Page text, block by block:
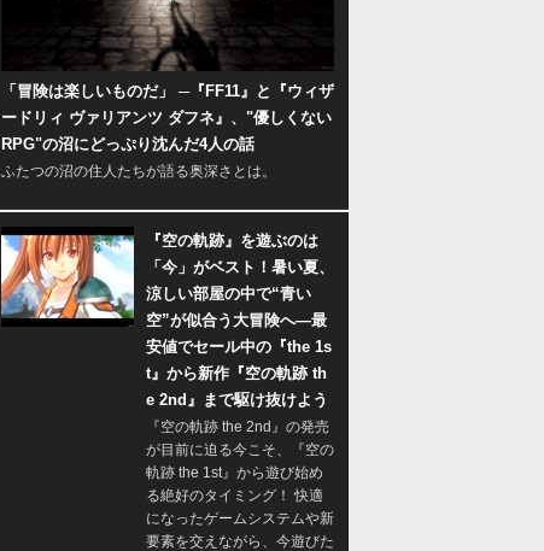
「冒険は楽しいものだ」 ─『FF11』と『ウィザ
ードリィ ヴァリアンツ ダフネ』、"優しくない
RPG"の沼にどっぷり沈んだ4人の話
ふたつの沼の住人たちが語る奥深さとは。
『空の軌跡』を遊ぶのは
「今」がベスト！暑い夏、
涼しい部屋の中で“青い
空”が似合う大冒険へ―最
安値でセール中の『the 1s
t』から新作『空の軌跡 th
e 2nd』まで駆け抜けよう
『空の軌跡 the 2nd』の発売
が目前に迫る今こそ、『空の
軌跡 the 1st』から遊び始め
る絶好のタイミング！ 快適
になったゲームシステムや新
要素を交えながら、今遊びた